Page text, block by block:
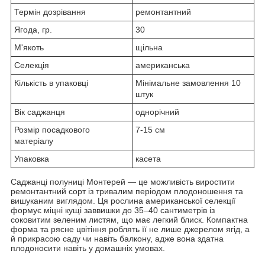
Термін дозрівання
ремонтантний
Ягода, гр.
30
М'якоть
щільна
Селекція
американська
Кількість в упаковці
Мінімальне замовлення 10
штук
Вік саджанця
однорічний
Розмір посадкового
матеріалу
7-15 см
Упаковка касета
Саджанці полуниці Монтерей — це можливість виростити
ремонтантний сорт із тривалим періодом плодоношення та
вишуканим виглядом. Ця рослина американської селекції
формує міцні кущі заввишки до 35–40 сантиметрів із
соковитим зеленим листям, що має легкий блиск. Компактна
форма та рясне цвітіння роблять її не лише джерелом ягід, а
й прикрасою саду чи навіть балкону, адже вона здатна
плодоносити навіть у домашніх умовах.